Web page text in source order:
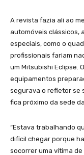
A revista fazia ali ao
automóveis clássicos,
especiais, como o
profissionais fariam
um Mitsubishi Eclipse.
equipamentos
segurava o refletor se
fica próximo da sede
“Estava trabalhando
difícil chegar porque
socorrer uma vítima